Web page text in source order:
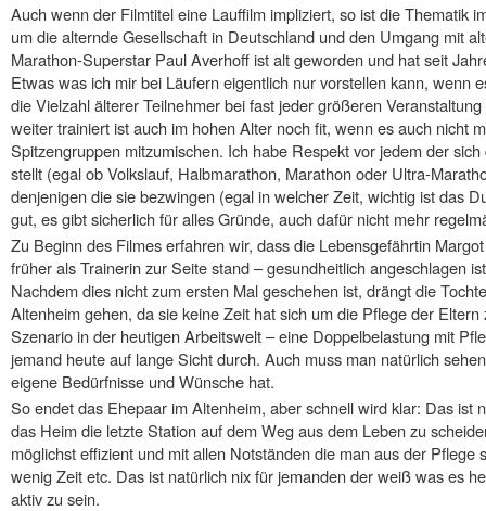
Auch wenn der Filmtitel eine Lauffilm impliziert, so ist die Thematik
um die alternde Gesellschaft in Deutschland und den Umgang mit
Marathon-Superstar Paul Averhoff ist alt geworden und hat seit
Etwas was ich mir bei Läufern eigentlich nur vorstellen kann, wenn
die Vielzahl älterer Teilnehmer bei fast jeder größeren
weiter trainiert ist auch im hohen Alter noch fit, wenn es auch nicht
Spitzengruppen mitzumischen. Ich habe Respekt vor jedem der
stellt (egal ob Volkslauf, Halbmarathon, Marathon oder Ultra-
denjenigen die sie bezwingen (egal in welcher Zeit, wichtig ist das
gut, es gibt sicherlich für alles Gründe, auch dafür nicht mehr
Zu Beginn des Filmes erfahren wir, dass die Lebensgefährtin
früher als Trainerin zur Seite stand – gesundheitlich angeschlagen
Nachdem dies nicht zum ersten Mal geschehen ist, drängt die
Altenheim gehen, da sie keine Zeit hat sich um die Pflege der
Szenario in der heutigen Arbeitswelt – eine Doppelbelastung mit
jemand heute auf lange Sicht durch. Auch muss man natürlich
eigene Bedürfnisse und Wünsche hat.
So endet das Ehepaar im Altenheim, aber schnell wird klar: Das ist
das Heim die letzte Station auf dem Weg aus dem Leben zu
möglichst effizient und mit allen Notständen die man aus der Pflege
wenig Zeit etc. Das ist natürlich nix für jemanden der weiß was es
aktiv zu sein.